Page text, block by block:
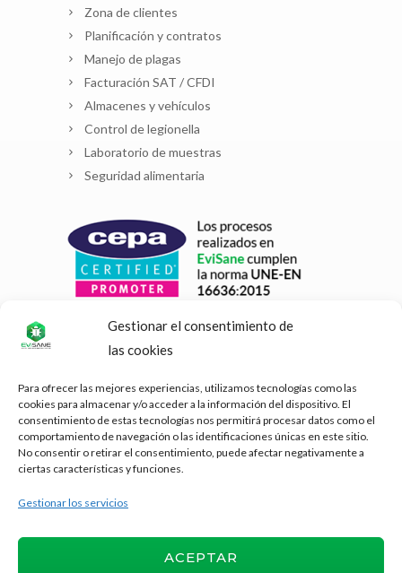
Gestionar el consentimiento de
las cookies
Para ofrecer las mejores experiencias, utilizamos tecnologías como las
cookies para almacenar y/o acceder a la información del dispositivo. El
consentimiento de estas tecnologías nos permitirá procesar datos como el
comportamiento de navegación o las identificaciones únicas en este sitio.
No consentir o retirar el consentimiento, puede afectar negativamente a
ciertas características y funciones.
Gestionar los servicios
ACEPTAR
Zona de clientes
Planificación y contratos
Manejo de plagas
Facturación SAT / CFDI
Almacenes y vehículos
Control de legionella
Laboratorio de muestras
Seguridad alimentaria